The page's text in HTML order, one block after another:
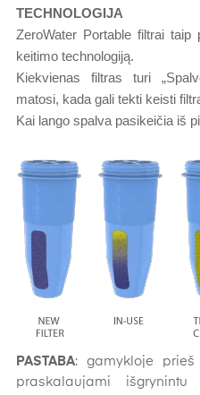
TECHNOLOGIJA
ZeroWater Portable filtrai
keitimo technologiją.
Kiekvienas filtras turi
matosi, kada gali tekti keisti
Kai lango spalva pasikeičia iš
PASTABA: gamykloje
praskalaujami